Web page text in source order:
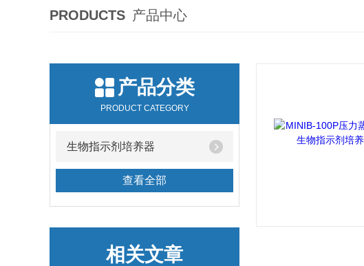
PRODUCTS 产品中心
产品分类
PRODUCT CATEGORY
生物指示剂培养器
查看全部
相关文章